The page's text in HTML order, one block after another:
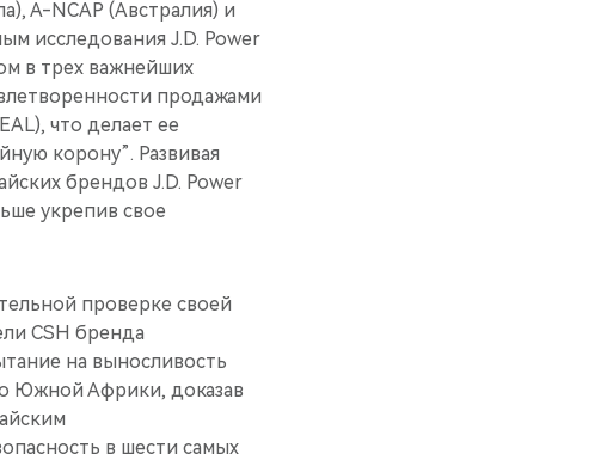
A-NCAP (Австралия) и
исследования J.D. Power
в трех важнейших
продажами
что делает ее
корону”. Развивая
брендов J.D. Power
укрепив свое
проверке своей
CSH бренда
на выносливость
Южной Африки, доказав
в шести самых